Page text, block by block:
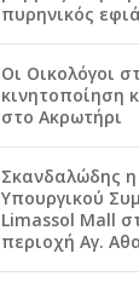
πυρηνικός
Οι Οικολόγοι
κινητοποίηση
στο Ακρωτήρι
Σκανδαλώδης
Υπουργικού
Limassol Mall
περιοχή Αγ.